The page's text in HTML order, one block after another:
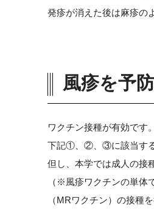
発疹が消えた後は麻疹の
風疹を予
ワクチン接種が有効です。
下記①、②、③に該当する
但し、本学では成人の接
（※風疹ワクチンの単体
（MRワクチン）の接種